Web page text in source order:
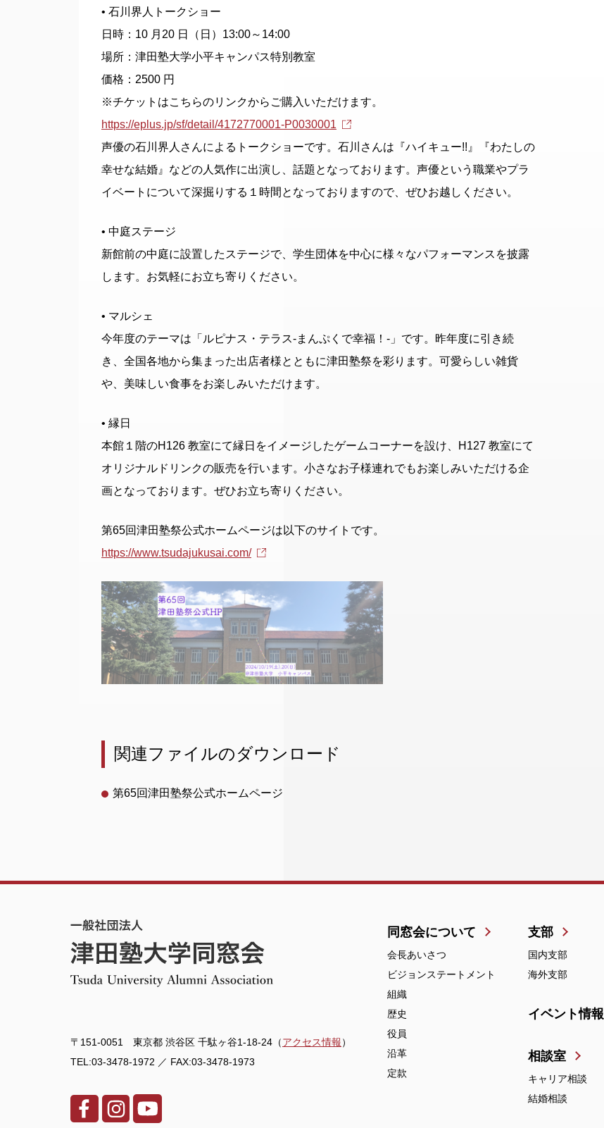
• 石川界人トークショー
日時：10 月20 日（日）13:00～14:00
場所：津田塾大学小平キャンパス特別教室
価格：2500 円
※チケットはこちらのリンクからご購入いただけます。
https://eplus.jp/sf/detail/4172770001-P0030001
声優の石川界人さんによるトークショーです。石川さんは『ハイキュー!!』『わたしの
幸せな結婚』などの人気作に出演し、話題となっております。声優という職業やプラ
イベートについて深掘りする１時間となっておりますので、ぜひお越しください。
• 中庭ステージ
新館前の中庭に設置したステージで、学生団体を中心に様々なパフォーマンスを披露
します。お気軽にお立ち寄りください。
• マルシェ
今年度のテーマは「ルピナス・テラス-まんぷくで幸福！-」です。昨年度に引き続
き、全国各地から集まった出店者様とともに津田塾祭を彩ります。可愛らしい雑貨
や、美味しい食事をお楽しみいただけます。
• 縁日
本館１階のH126 教室にて縁日をイメージしたゲームコーナーを設け、H127 教室にて
オリジナルドリンクの販売を行います。小さなお子様連れでもお楽しみいただける企
画となっております。ぜひお立ち寄りください。
第65回津田塾祭公式ホームページは以下のサイトです。
https://www.tsudajukusai.com/
関連ファイルのダウンロード
第65回津田塾祭公式ホームページ
〒151-0051 東京都 渋谷区 千駄ヶ谷1-18-24（アクセス情報）
TEL:03-3478-1972 ／ FAX:03-3478-1973
同窓会について
会長あいさつ
ビジョンステートメント
組織
歴史
役員
沿革
定款
支部
国内支部
海外支部
イベント情報
相談室
キャリア相談
結婚相談